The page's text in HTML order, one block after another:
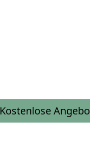
Kostenlose